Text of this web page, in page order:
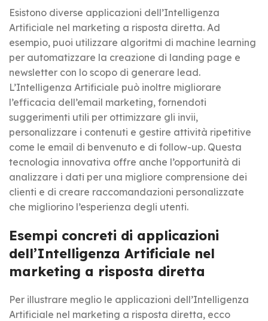
Esistono diverse applicazioni dell’Intelligenza
Artificiale nel marketing a risposta diretta. Ad
esempio, puoi utilizzare algoritmi di machine learning
per automatizzare la creazione di landing page e
newsletter con lo scopo di generare lead.
L’Intelligenza Artificiale può inoltre migliorare
l’efficacia dell’email marketing, fornendoti
suggerimenti utili per ottimizzare gli invii,
personalizzare i contenuti e gestire attività ripetitive
come le email di benvenuto e di follow-up. Questa
tecnologia innovativa offre anche l’opportunità di
analizzare i dati per una migliore comprensione dei
clienti e di creare raccomandazioni personalizzate
che migliorino l’esperienza degli utenti.
Esempi concreti di applicazioni
dell’Intelligenza Artificiale nel
marketing a risposta diretta
Per illustrare meglio le applicazioni dell’Intelligenza
Artificiale nel marketing a risposta diretta, ecco